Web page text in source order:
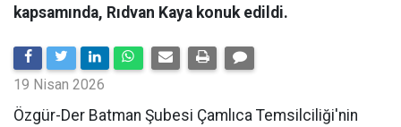
kapsamında, Rıdvan Kaya konuk edildi.
19 Nisan 2026
​Özgür-Der Batman Şubesi Çamlıca Temsilciliği'nin